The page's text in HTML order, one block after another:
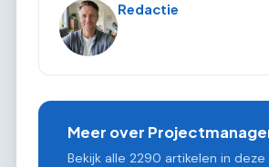
Redactie
Meer over
Bekijk alle 2290 artikelen in